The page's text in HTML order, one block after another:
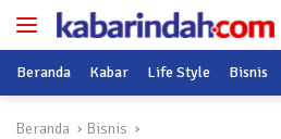
Langsung
Beranda Kabar Life Style Bisnis
Beranda Bisnis